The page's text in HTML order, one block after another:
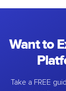
Want to
Take a FREE